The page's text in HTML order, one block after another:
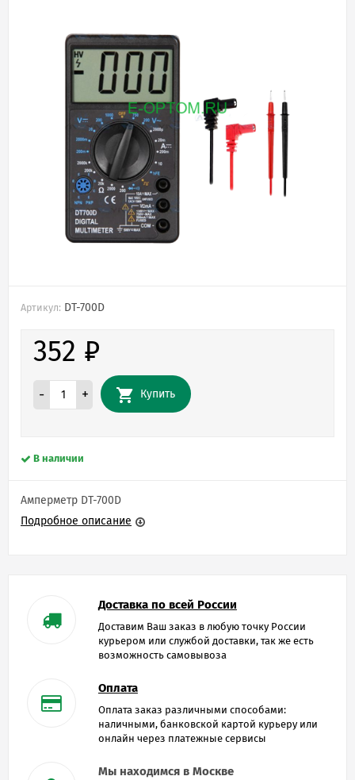
Артикул: DT-700D
352 ₽
- + Купить
В наличии
Амперметр DT-700D
Подробное описание
Доставка по всей России
Доставим Ваш заказ в любую точку России
курьером или службой доставки, так же есть
возможность самовывоза
Оплата
Оплата заказ различными способами:
наличными, банковской картой курьеру или
онлайн через платежные сервисы
Мы находимся в Москве